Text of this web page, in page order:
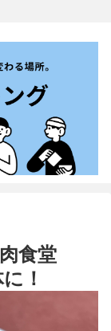
食堂
！